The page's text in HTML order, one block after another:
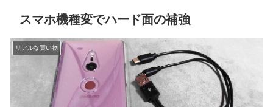
スマホ機種変でハード面の補強
リアルな買い物